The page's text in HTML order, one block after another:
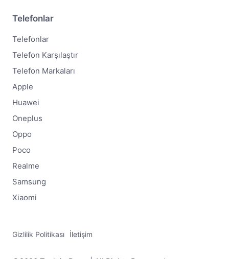
Telefonlar
Telefonlar
Telefon Karşılaştır
Telefon Markaları
Apple
Huawei
Oneplus
Oppo
Poco
Realme
Samsung
Xiaomi
Gizlilik Politikası İletişim